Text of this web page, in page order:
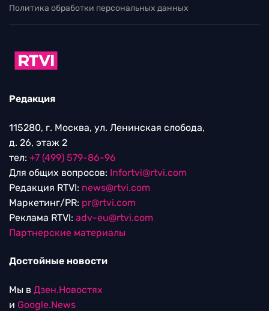
Политика обработки персональных данных
Редакция
115280, г. Москва, ул. Ленинская слобода,
д. 26, этаж 2
тел: +7 (499) 579-86-96
Для общих вопросов: Infortvi@rtvi.com
Редакция RTVI: news@rtvi.com
Маркетинг/PR: pr@rtvi.com
Реклама RTVI: adv-eu@rtvi.com
Партнерские материалы
Достойные новости
Мы в Дзен.Новостях
и Google.News